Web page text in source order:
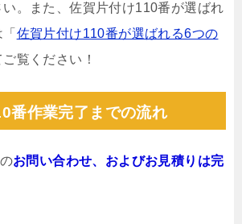
い。また、佐賀片付け110番が選ばれ
佐賀片付け110番が選ばれる6つの
覧ください！
番作業完了までの流れ
お問い合わせ、およびお見積りは完